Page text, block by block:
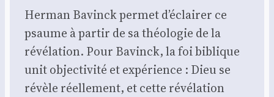
Her­man Bavinck per­met d’éclairer ce
psaume à par­tir de sa théo­lo­gie de la
révé­la­tion. Pour Bavinck, la foi biblique
unit objec­ti­vi­té et expé­rience : Dieu se
révèle réel­le­ment, et cette révé­la­tion